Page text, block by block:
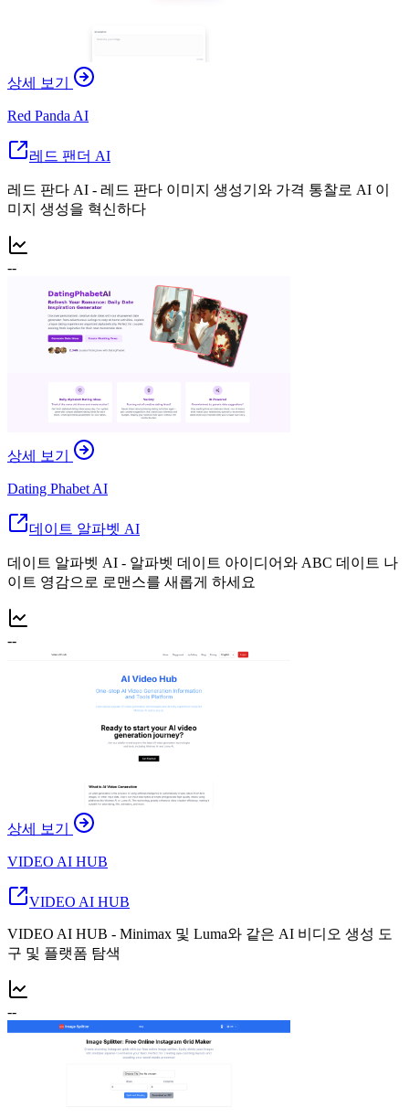
상세 보기
Red Panda AI
레드 팬더 AI
레드 판다 AI - 레드 판다 이미지 생성기와 가격 통찰로 AI 이
미지 생성을 혁신하다
--
상세 보기
Dating Phabet AI
데이트 알파벳 AI
데이트 알파벳 AI - 알파벳 데이트 아이디어와 ABC 데이트 나
이트 영감으로 로맨스를 새롭게 하세요
--
상세 보기
VIDEO AI HUB
VIDEO AI HUB
VIDEO AI HUB - Minimax 및 Luma와 같은 AI 비디오 생성 도
구 및 플랫폼 탐색
--